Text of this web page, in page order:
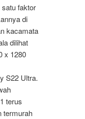
faktor
di
kacamata
dilihat
x 1280
S22 Ultra.
terus
termurah